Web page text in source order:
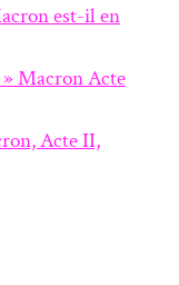
est-il en
Macron Acte
Acte II,